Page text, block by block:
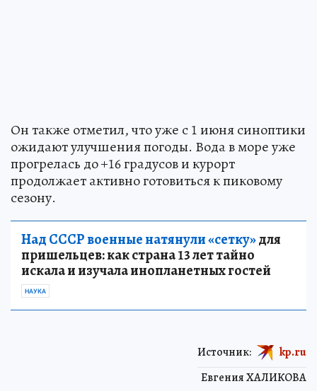
Он также отметил, что уже с 1 июня синоптики
ожидают улучшения погоды. Вода в море уже
прогрелась до +16 градусов и курорт
продолжает активно готовиться к пиковому
сезону.
Над СССР военные натянули «сетку»для
пришельцев: как страна 13 лет тайно
искала и изучала инопланетных гостей
НАУКА
Евгения ХАЛИКОВА
Источник: kp.ru